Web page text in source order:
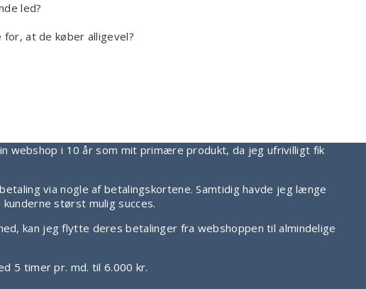
led?
for, at de køber alligevel?
webshop i 10 år som mit primære produkt, da jeg ufrivilligt fik
via nogle af betalingskortene. Samtidig havde jeg længe
størst mulig succes.
kan jeg flytte deres betalinger fra webshoppen til almindelige
5 timer pr. md. til 6.000 kr.